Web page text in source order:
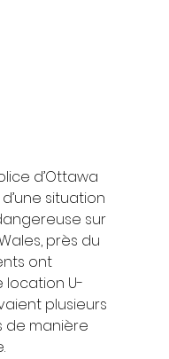
d’Ottawa
situation
sur
près du
ont
location U-
plusieurs
de manière